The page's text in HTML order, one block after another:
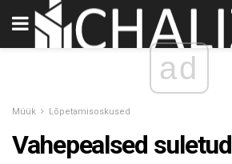
ad
Müük Lõpetamisoskused
Vahepealsed suletud